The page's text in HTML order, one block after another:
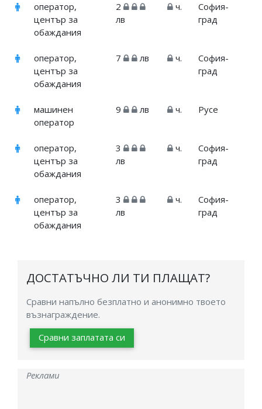
оператор,
център за
обаждания
2
лв
ч.
София-
град
оператор,
център за
обаждания
7 лв ч.
София-
град
машинен
оператор
9 лв ч. Русе
оператор,
център за
обаждания
3
лв
ч.
София-
град
оператор,
център за
обаждания
3
лв
ч.
София-
град
ДОСТАТЪЧНО ЛИ ТИ ПЛАЩАТ?
Сравни напълно безплатно и анонимно твоето
възнаграждение.
Сравни заплатата си
Реклами